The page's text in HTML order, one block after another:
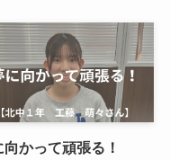
向かって頑張る！